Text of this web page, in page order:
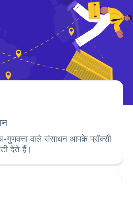
वाले संसाधन आपके प्रॉक्सी
देते हैं।